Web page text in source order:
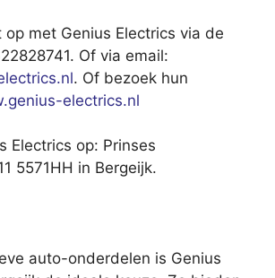
op met Genius Electrics via de
Of via email:
. Of bezoek hun
electrics.nl
Electrics op: Prinses
5571HH in Bergeijk.
auto-onderdelen is Genius